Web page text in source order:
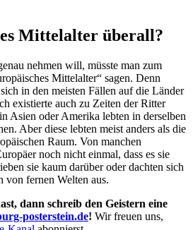
Mittelalter überall?
nehmen will, müsste man zum
Mittelalter“ sagen. Denn
in den meisten Fällen auf die Länder
existierte auch zu Zeiten der Ritter
Asien oder Amerika lebten in derselben
Aber diese lebten meist anders als die
Raum. Von manchen
noch nicht einmal, dass es sie
sie kaum darüber oder dachten sich
von fernen Welten aus.
dann schreib den Geistern eine
posterstein.de! Wir freuen uns,